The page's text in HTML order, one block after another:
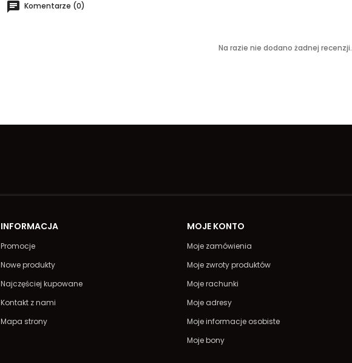
Komentarze (0)
Na razie nie dodano żadnej recenzji.
INFORMACJA
Promocje
Nowe produkty
Najczęściej kupowane
Kontakt z nami
Mapa strony
MOJE KONTO
Moje zamówienia
Moje zwroty produktów
Moje rachunki
Moje adresy
Moje informacje osobiste
Moje bony